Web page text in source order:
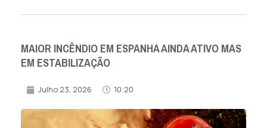
MAIOR INCÊNDIO EM ESPANHA AINDA ATIVO MAS
EM ESTABILIZAÇÃO
Julho 23, 2026 10:20